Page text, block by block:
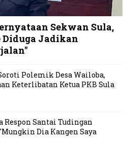
Sekwan Sula,
Diduga Jadikan
Polemik Desa Wailoba,
Keterlibatan Ketua PKB Sula
Respon Santai Tudingan
Dia Kangen Saya